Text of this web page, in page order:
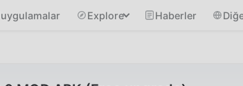
uygulamalar Explore Haberler